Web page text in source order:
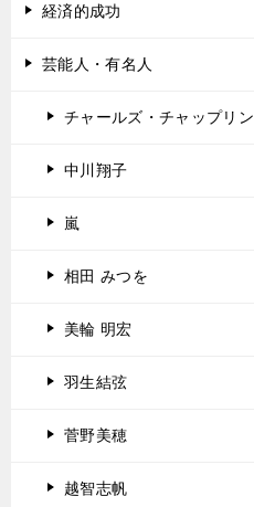
経済的成功
芸能人・有名人
チャールズ・チャップリン
中川翔子
嵐
相田 みつを
美輪 明宏
羽生結弦
菅野美穂
越智志帆